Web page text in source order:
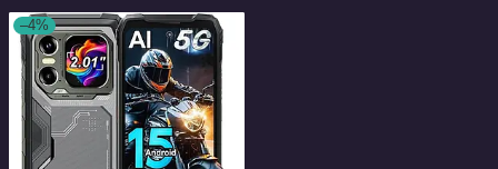
–4%